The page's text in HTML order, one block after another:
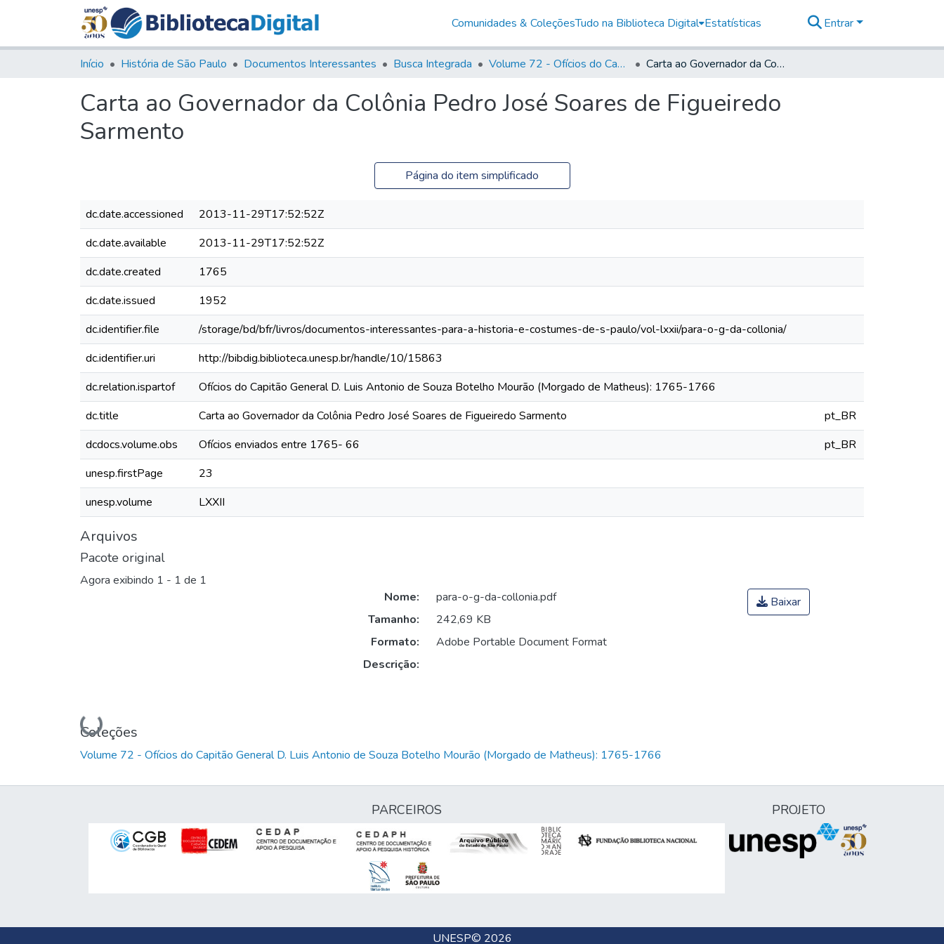
Comunidades & ColeçõesTudo na Biblioteca Digital Estatísticas Entrar
Início História de São Paulo Documentos Interessantes Busca Integrada Volume 72 - Ofícios do Capitão General D. Luis Antonio de Souza Botelho Mourão (Morgado de Matheus): 1765-1766 Carta ao Governador da Colônia Pedro José Soares de Figueiredo Sarmento
Carta ao Governador da Colônia Pedro José Soares de Figueiredo
Sarmento
Página do item simplificado
dc.date.accessioned
2013-11-29T17:52:52Z
dc.date.available
2013-11-29T17:52:52Z
dc.date.created
1765
dc.date.issued
1952
dc.identifier.file
/storage/bd/bfr/livros/documentos-interessantes-para-a-historia-e-costumes-de-s-paulo/vol-lxxii/para-o-g-da-collonia/
dc.identifier.uri
http://bibdig.biblioteca.unesp.br/handle/10/15863
dc.relation.ispartof
Ofícios do Capitão General D. Luis Antonio de Souza Botelho Mourão (Morgado de Matheus): 1765-1766
dc.title
Carta ao Governador da Colônia Pedro José Soares de Figueiredo Sarmento
pt_BR
dcdocs.volume.obs
Ofícios enviados entre 1765- 66
pt_BR
unesp.firstPage
23
unesp.volume
LXXII
Arquivos
Pacote original
Agora exibindo 1 - 1 de 1
Carregando...
Nome:
para-o-g-da-collonia.pdf
Tamanho:
242,69 KB
Formato:
Adobe Portable Document Format
Descrição:
Baixar
Coleções
Volume 72 - Ofícios do Capitão General D. Luis Antonio de Souza Botelho Mourão (Morgado de Matheus): 1765-1766
PARCEIROS PROJETO
UNESP© 2026